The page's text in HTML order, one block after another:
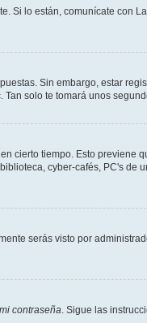
Si lo están, comunícate con
Sin embargo, estar
solo te tomará unos
cierto tiempo. Esto previene
cyber-cafés, PC's de
serás visto por
contraseña. Sigue las